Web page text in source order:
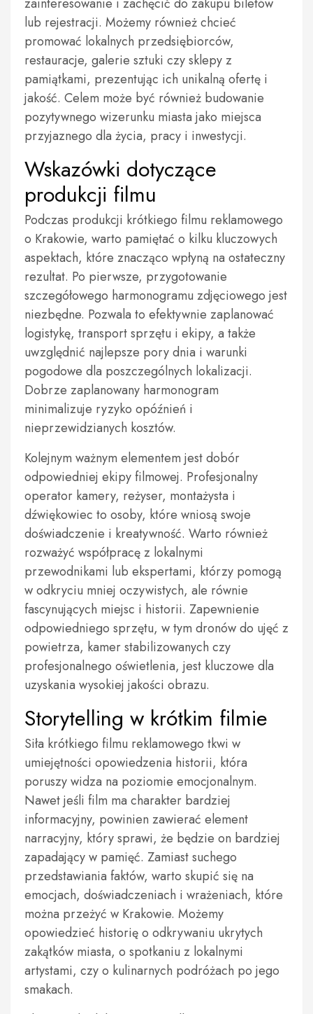
lub rejestracji. Możemy również chcieć
promować lokalnych przedsiębiorców,
restauracje, galerie sztuki czy sklepy z
pamiątkami, prezentując ich unikalną ofertę i
jakość. Celem może być również budowanie
pozytywnego wizerunku miasta jako miejsca
przyjaznego dla życia, pracy i inwestycji.
Wskazówki dotyczące
produkcji filmu
Podczas produkcji krótkiego filmu reklamowego
o Krakowie, warto pamiętać o kilku kluczowych
aspektach, które znacząco wpłyną na ostateczny
rezultat. Po pierwsze, przygotowanie
szczegółowego harmonogramu zdjęciowego jest
niezbędne. Pozwala to efektywnie zaplanować
logistykę, transport sprzętu i ekipy, a także
uwzględnić najlepsze pory dnia i warunki
pogodowe dla poszczególnych lokalizacji.
Dobrze zaplanowany harmonogram
minimalizuje ryzyko opóźnień i
nieprzewidzianych kosztów.
Kolejnym ważnym elementem jest dobór
odpowiedniej ekipy filmowej. Profesjonalny
operator kamery, reżyser, montażysta i
dźwiękowiec to osoby, które wniosą swoje
doświadczenie i kreatywność. Warto również
rozważyć współpracę z lokalnymi
przewodnikami lub ekspertami, którzy pomogą
w odkryciu mniej oczywistych, ale równie
fascynujących miejsc i historii. Zapewnienie
odpowiedniego sprzętu, w tym dronów do ujęć z
powietrza, kamer stabilizowanych czy
profesjonalnego oświetlenia, jest kluczowe dla
uzyskania wysokiej jakości obrazu.
Storytelling w krótkim filmie
Siła krótkiego filmu reklamowego tkwi w
umiejętności opowiedzenia historii, która
poruszy widza na poziomie emocjonalnym.
Nawet jeśli film ma charakter bardziej
informacyjny, powinien zawierać element
narracyjny, który sprawi, że będzie on bardziej
zapadający w pamięć. Zamiast suchego
przedstawiania faktów, warto skupić się na
emocjach, doświadczeniach i wrażeniach, które
można przeżyć w Krakowie. Możemy
opowiedzieć historię o odkrywaniu ukrytych
zakątków miasta, o spotkaniu z lokalnymi
artystami, czy o kulinarnych podróżach po jego
smakach.